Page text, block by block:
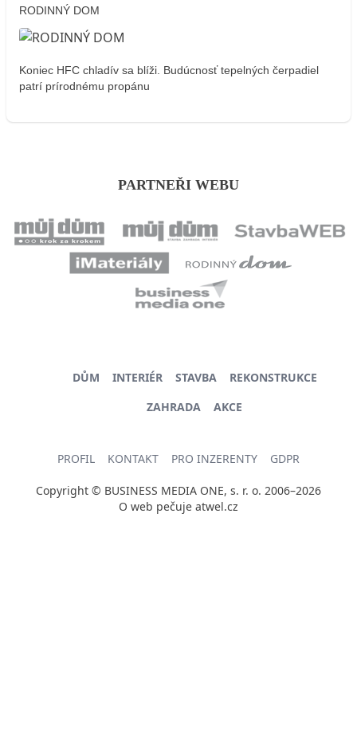
RODINNÝ DOM
Koniec HFC chladív sa blíži. Budúcnosť tepelných čerpadiel
patrí prírodnému propánu
PARTNEŘI WEBU
DŮM INTERIÉR STAVBA
REKONSTRUKCE
ZAHRADA
AKCE
PROFIL KONTAKT PRO INZERENTY GDPR
Copyright © BUSINESS MEDIA ONE, s. r. o. 2006–2026